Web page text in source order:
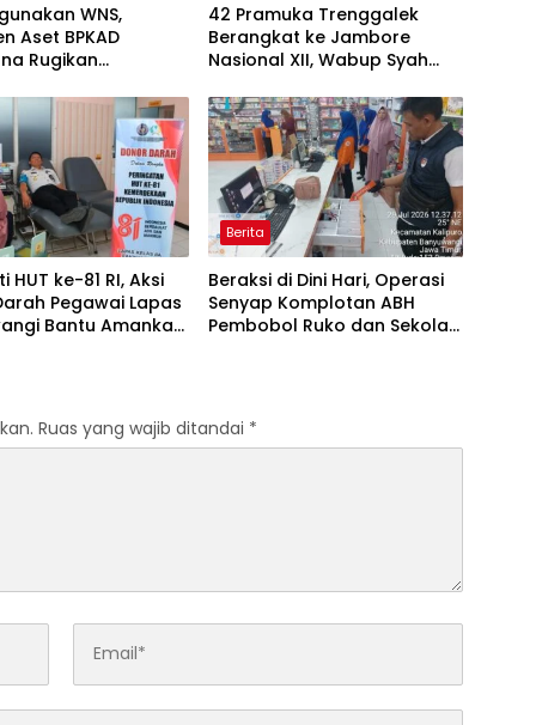
WNS,
Aset BPKAD
Rugikan
42 Pramuka Trenggalek
Berangkat ke Jambore
Nasional XII, Wabup Syah
Daerah
HUT ke-81 RI, Aksi
Pegawai Lapas
Bantu Amankan
Berita
Beraksi di Dini Hari, Operasi
Senyap Komplotan ABH
Pembobol Ruko dan Sekolah
Ruas yang wajib ditandai *